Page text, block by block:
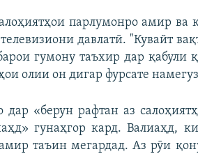
парлумонро амир
давлатӣ. "Кувайт
гумону таъхир дар қабули
олии он дигар фурсате
«берун рафтан аз
гунаҳгор кард. Валиаҳд,
таъин мегардад. Аз рӯи